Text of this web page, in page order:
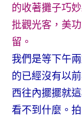
的收著攤子巧
批觀光客，美
留。
我們是等下午
的已經沒有以
西往內擺擺就
看不到什麼。